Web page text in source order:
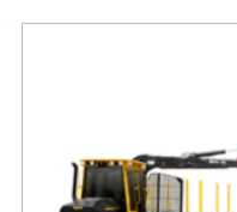
energikostnader. I en tid
där många söker...